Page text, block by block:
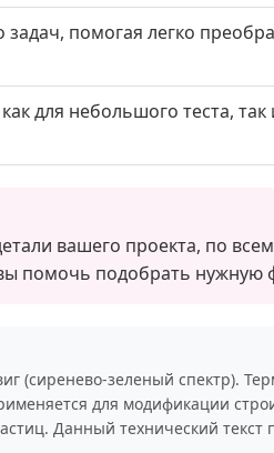
помогая легко
для небольшого теста, так
вашего проекта, по
помочь подобрать нужную
зеленый спектр).
для модификации
Данный технический текст